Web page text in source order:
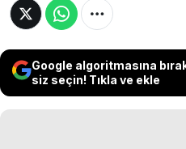
Google algoritmasına
siz seçin! Tıkla ve ekle